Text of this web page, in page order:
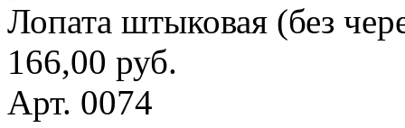
Лопата штыковая (без
166,00 руб.
Арт. 0074